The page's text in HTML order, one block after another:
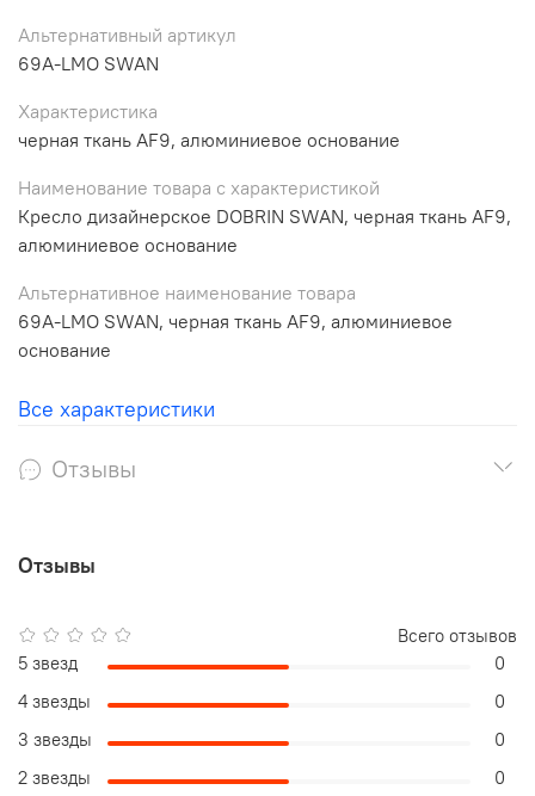
Альтернативный артикул
69A-LMO SWAN
Характеристика
черная ткань AF9, алюминиевое основание
Наименование товара с характеристикой
Кресло дизайнерское DOBRIN SWAN, черная ткань AF9,
алюминиевое основание
Альтернативное наименование товара
69A-LMO SWAN, черная ткань AF9, алюминиевое
основание
Все характеристики
Отзывы
Отзывы
Всего отзывов
5 звезд
0
4 звезды
0
3 звезды
0
2 звезды
0